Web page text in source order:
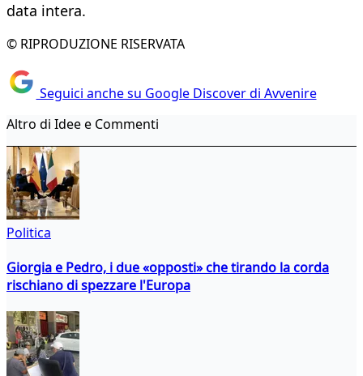
data intera.
© RIPRODUZIONE RISERVATA
Seguici anche su Google Discover di Avvenire
Altro di Idee e Commenti
Politica
Giorgia e Pedro, i due «opposti» che tirando la corda
rischiano di spezzare l'Europa